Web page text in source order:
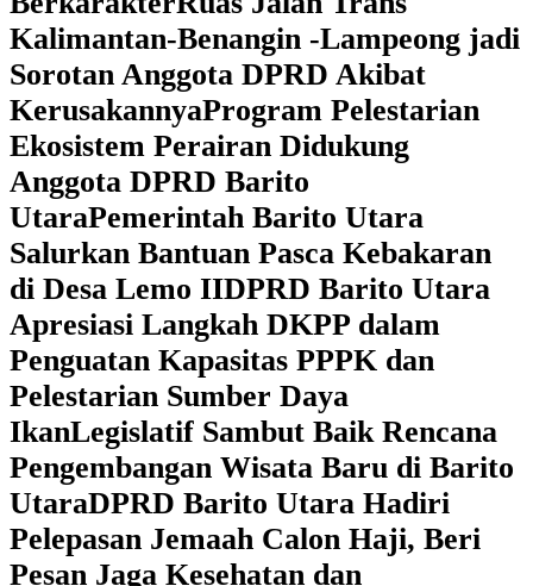
Kalimantan-Benangin -Lampeong jadi
Sorotan Anggota DPRD Akibat
KerusakannyaProgram Pelestarian
Ekosistem Perairan Didukung
Anggota DPRD Barito
UtaraPemerintah Barito Utara
Salurkan Bantuan Pasca Kebakaran
di Desa Lemo IIDPRD Barito Utara
Apresiasi Langkah DKPP dalam
Penguatan Kapasitas PPPK dan
Pelestarian Sumber Daya
IkanLegislatif Sambut Baik Rencana
Pengembangan Wisata Baru di Barito
UtaraDPRD Barito Utara Hadiri
Pelepasan Jemaah Calon Haji, Beri
Pesan Jaga Kesehatan dan